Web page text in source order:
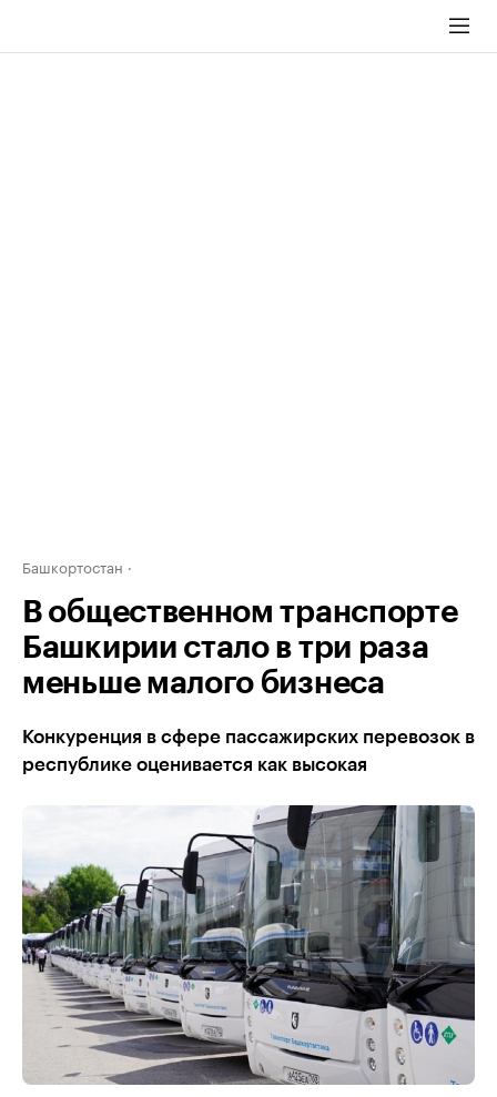
Башкортостан
В общественном транспорте
Башкирии стало в три раза
меньше малого бизнеса
Конкуренция в сфере пассажирских перевозок в
республике оценивается как высокая